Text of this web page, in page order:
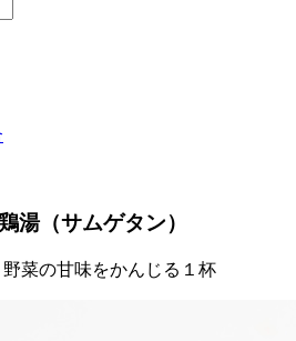
湯（サムゲタン）
菜の甘味をかんじる１杯